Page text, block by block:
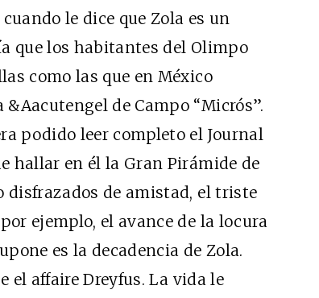
le dice que Zola es un
que los habitantes del Olimpo
como las que en México
de Campo “Micrós”.
podido leer completo el Journal
hallar en él la Gran Pirámide de
de amistad, el triste
ejemplo, el avance de la locura
es la decadencia de Zola.
el affaire Dreyfus. La vida le